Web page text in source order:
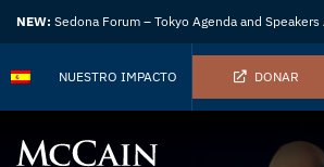
NEW: Sedona Forum – Tokyo Agenda and
NUESTRO IMPACTO DONAR